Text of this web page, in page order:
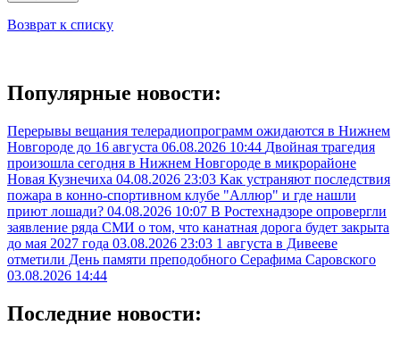
Возврат к списку
Популярные новости:
Перерывы вещания телерадиопрограмм ожидаются в Нижнем
Новгороде до 16 августа 06.08.2026 10:44 Двойная трагедия
произошла сегодня в Нижнем Новгороде в микрорайоне
Новая Кузнечиха 04.08.2026 23:03 Как устраняют последствия
пожара в конно-спортивном клубе "Аллюр" и где нашли
приют лошади? 04.08.2026 10:07 В Ростехнадзоре опровергли
заявление ряда СМИ о том, что канатная дорога будет закрыта
до мая 2027 года 03.08.2026 23:03 1 августа в Дивееве
отметили День памяти преподобного Серафима Саровского
03.08.2026 14:44
Последние новости: